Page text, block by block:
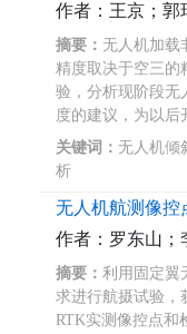
作者：王京；郭
摘要： 无人机加载
精度取决于空三的
验，分析现阶段无
度的建议，为以后
关键词： 无人机倾
析
无人机航测像控
作者：罗东山；
摘要： 利用固定翼
求进行航摄试验，
RTK实测像控点和